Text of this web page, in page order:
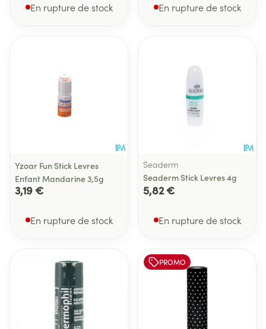
En rupture de stock En rupture de stock
Yzoar Fun Stick Levres
Enfant Mandarine 3,5g
3,19 €
En rupture de stock
Seaderm
Seaderm Stick Levres 4g
5,82 €
En rupture de stock
PROMO